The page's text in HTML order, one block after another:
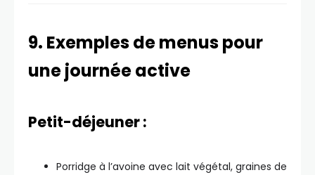
9. Exemples de menus pour
une journée active
Petit-déjeuner :
Porridge à l’avoine avec lait végétal, graines de